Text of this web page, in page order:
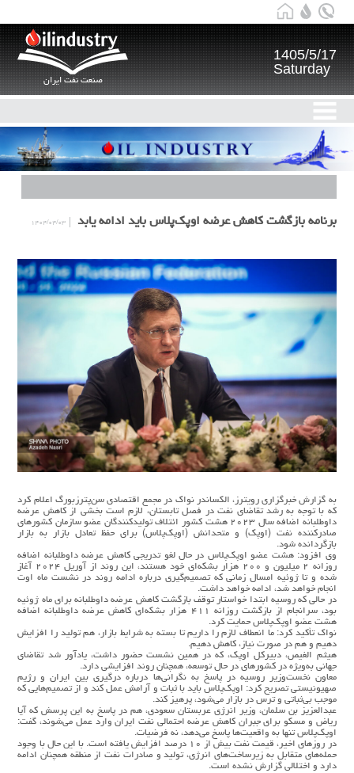
صنعت نفت ایران
1405/5/17
Saturday
برنامه بازگشت کاهش عرضه اوپک‌پلاس باید ادامه یابد ۱۴۰۴/۰۴/۰۳
به گزارش خبرگزاری رویترز، الکساندر نواک در مجمع اقتصادی سن‌پترزبورگ اعلام کرد
که با توجه به رشد تقاضای نفت در فصل تابستان، لازم است بخشی از کاهش‌ عرضه
داوطلبانه اضافه سال ۲۰۲۳ هشت کشور ائتلاف تولیدکنندگان عضو سازمان کشورهای
صادرکننده نفت (اوپک) و متحدانش (اوپک‌پلاس) برای حفظ تعادل بازار به بازار
بازگردانده شود.
وی افزود: هشت عضو اوپک‌پلاس در حال لغو تدریجی کاهش عرضه داوطلبانه اضافه
روزانه ۲ میلیون و ۲۰۰ هزار بشکه‌ای خود هستند، این روند از آوریل ۲۰۲۴ آغاز
شده و تا ژوئیه امسال زمانی که تصمیم‌گیری درباره ادامه روند در نشست ماه اوت
انجام خواهد شد، ادامه خواهد داشت.
در حالی که روسیه ابتدا خواستار توقف بازگشت کاهش عرضه داوطلبانه برای ماه ژوئیه
بود، سرانجام از بازگشت روزانه ۴۱۱ هزار بشکه‌ای کاهش عرضه داوطلبانه اضافه
هشت عضو اوپک‌پلاس حمایت کرد.
نواک تأکید کرد: ما انعطاف لازم را داریم تا بسته به شرایط بازار، هم تولید را افزایش
دهیم و هم در صورت نیاز، کاهش دهیم.
هیثم الغیص، دبیرکل اوپک، که در همین نشست حضور داشت، یادآور شد تقاضای
جهانی به‌ویژه در کشورهای در حال توسعه، همچنان روند افزایشی دارد.
معاون نخست‌وزیر روسیه در پاسخ به نگرانی‌ها درباره درگیری بین ایران و رژیم
صهیونیستی تصریح کرد: اوپک‌پلاس باید با ثبات و آرامش عمل کند و از تصمیم‌هایی که
موجب بی‌ثباتی و ترس در بازار می‌شود، پرهیز کند.
عبدالعزیز بن سلمان، وزیر انرژی عربستان سعودی، هم در پاسخ به این پرسش که آیا
ریاض و مسکو برای جبران کاهش عرضه احتمالی نفت ایران وارد عمل می‌شوند، گفت:
اوپک‌پلاس تنها به واقعیت‌ها پاسخ می‌دهد، نه فرضیات.
در روزهای اخیر، قیمت نفت بیش از ۱۰ درصد افزایش یافته است. با این حال با وجود
حمله‌های متقابل به زیرساخت‌های انرژی، تولید و صادرات نفت از منطقه همچنان ادامه
دارد و اختلالی گزارش نشده است.